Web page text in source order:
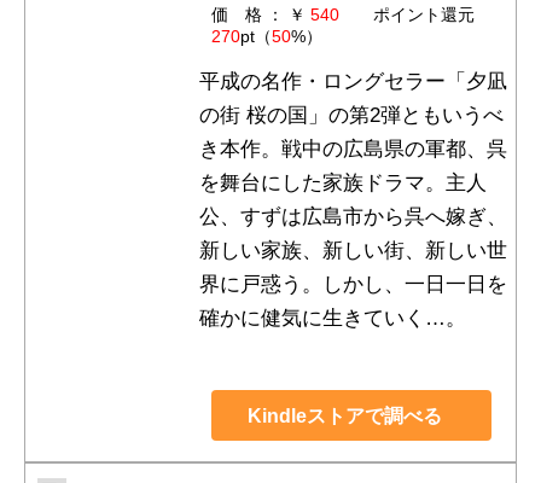
価 格 ： ￥ 540ポイント還元
270pt（50%）
平成の名作・ロングセラー「夕凪
の街 桜の国」の第2弾ともいうべ
き本作。戦中の広島県の軍都、呉
を舞台にした家族ドラマ。主人
公、すずは広島市から呉へ嫁ぎ、
新しい家族、新しい街、新しい世
界に戸惑う。しかし、一日一日を
確かに健気に生きていく…。
Kindleストアで調べる